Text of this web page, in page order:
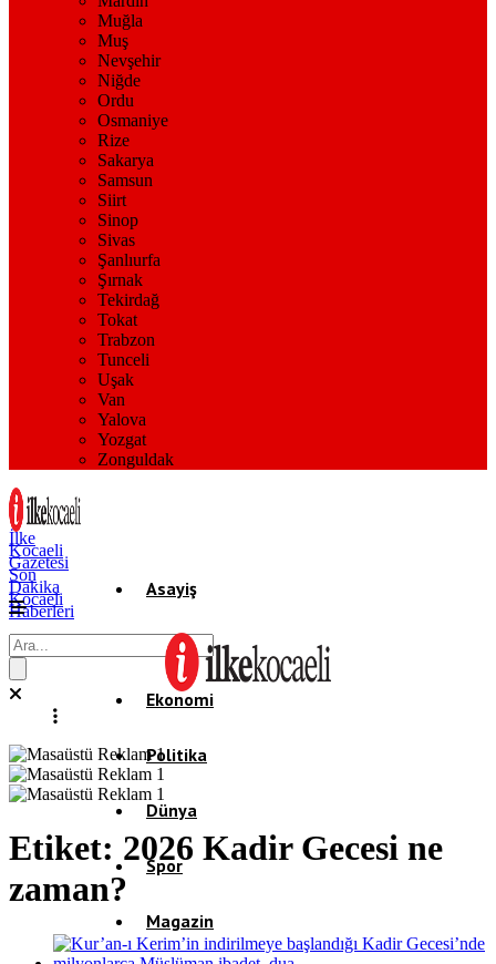
Muğla
Muş
Nevşehir
Niğde
Ordu
Osmaniye
Rize
Sakarya
Samsun
Siirt
Sinop
Sivas
Şanlıurfa
Şırnak
Tekirdağ
Tokat
Trabzon
Tunceli
Uşak
Van
Yalova
Yozgat
Zonguldak
İlke
Kocaeli
Gazetesi
Son
Dakika
Kocaeli
Haberleri
Asayiş
Gündem
Ekonomi
Politika
Dünya
Spor
Magazin
Etiket: 2026 Kadir Gecesi ne
zaman?